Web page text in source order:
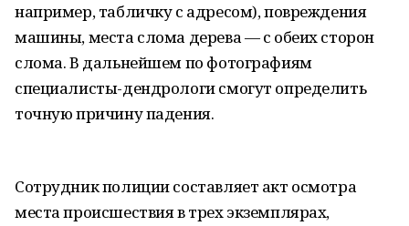
например, табличку с адресом), повреждения
машины, места слома дерева — с обеих сторон
слома. В дальнейшем по фотографиям
специалисты-дендрологи смогут определить
точную причину падения.
Сотрудник полиции составляет акт осмотра
места происшествия в трех экземплярах,